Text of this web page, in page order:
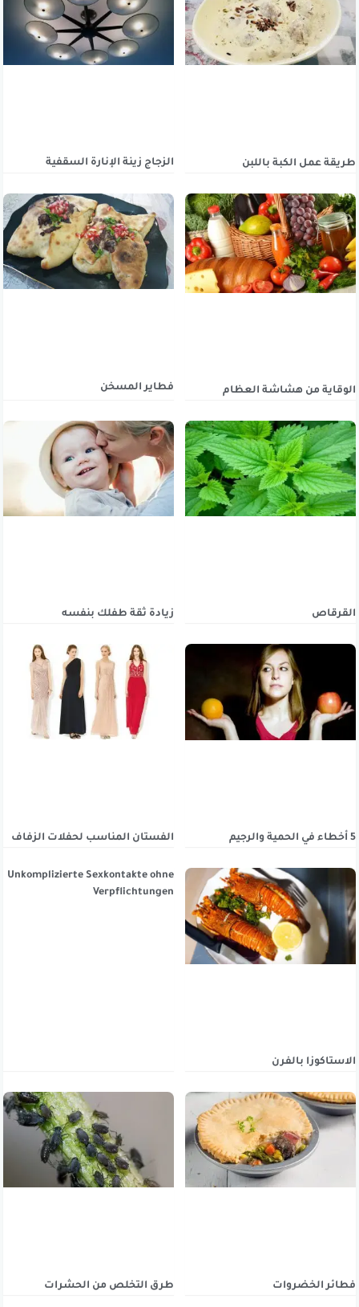
طريقة عمل الكبة باللبن الزجاج زينة الإنارة السقفية
الوقاية من هشاشة العظام فطاير المسخن
القرقاص زيادة ثقة طفلك بنفسه
5 أخطاء في الحمية والرجيم الفستان المناسب لحفلات الزفاف
الاستاكوزا بالفرن
Unkomplizierte Sexkontakte ohne
Verpflichtungen
فطائر الخضروات طرق التخلص من الحشرات